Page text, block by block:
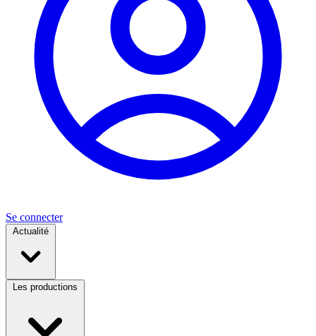
Se connecter
Actualité
Les productions